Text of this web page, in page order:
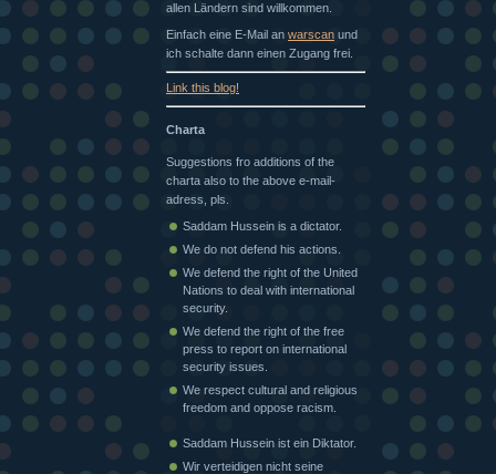
allen Ländern sind willkommen.
Einfach eine E-Mail an warscan und
ich schalte dann einen Zugang frei.
Link this blog!
Charta
Suggestions fro additions of the
charta also to the above e-mail-
adress, pls.
Saddam Hussein is a dictator.
We do not defend his actions.
We defend the right of the United
Nations to deal with international
security.
We defend the right of the free
press to report on international
security issues.
We respect cultural and religious
freedom and oppose racism.
Saddam Hussein ist ein Diktator.
Wir verteidigen nicht seine